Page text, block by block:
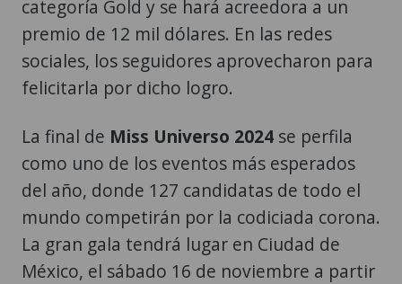
categoría Gold y se hará acreedora a un
premio de 12 mil dólares. En las redes
sociales, los seguidores aprovecharon para
felicitarla por dicho logro.
La final de Miss Universo 2024 se perfila
como uno de los eventos más esperados
del año, donde 127 candidatas de todo el
mundo competirán por la codiciada corona.
La gran gala tendrá lugar en Ciudad de
México, el sábado 16 de noviembre a partir